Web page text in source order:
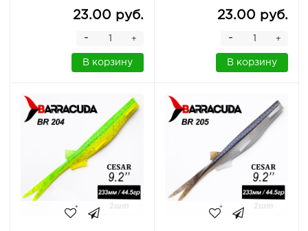
23.00 руб.
+
-
В корзину
23.00 руб.
+
-
В корзину